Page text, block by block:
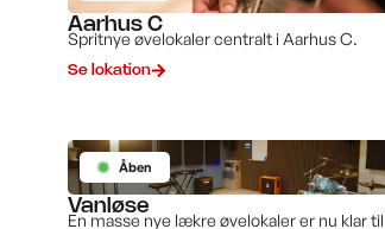
Aarhus C
Spritnye øvelokaler centralt i Aarhus C.
Se lokation
Åben
Vanløse
En masse nye lækre øvelokaler er nu klar til